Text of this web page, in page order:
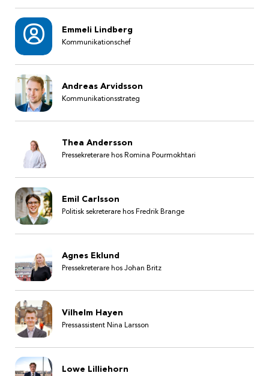
Emmeli Lindberg
Kommunikationschef
Andreas Arvidsson
Kommunikationsstrateg
Thea Andersson
Pressekreterare hos Romina Pourmokhtari
Emil Carlsson
Politisk sekreterare hos Fredrik Brange
Agnes Eklund
Pressekreterare hos Johan Britz
Vilhelm Hayen
Pressassistent Nina Larsson
Lowe Lilliehorn